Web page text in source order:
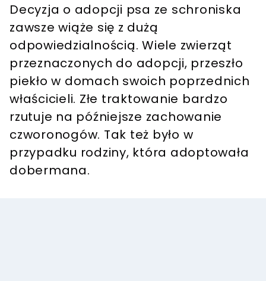
Decyzja o adopcji psa ze schroniska
zawsze wiąże się z dużą
odpowiedzialnością. Wiele zwierząt
przeznaczonych do adopcji, przeszło
piekło w domach swoich poprzednich
właścicieli. Złe traktowanie bardzo
rzutuje na późniejsze zachowanie
czworonogów. Tak też było w
przypadku rodziny, która adoptowała
dobermana.